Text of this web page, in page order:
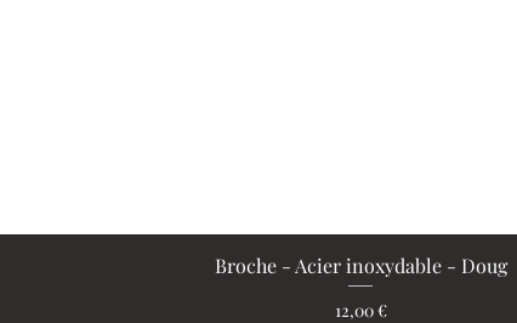
Schnellansicht
Broche - Acier inoxydable - Doug
Preis
12,00 €